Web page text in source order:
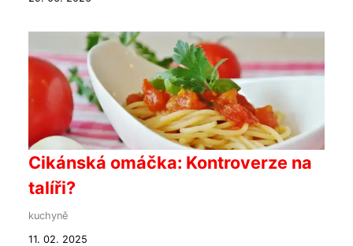
Cikánská omáčka: Kontroverze na
talíři?
kuchyně
11. 02. 2025